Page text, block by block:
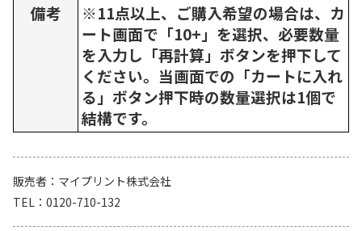
備考
※11点以上、ご購入希望の場合は、カ
ート画面で「10+」を選択、必要数量
を入力し「再計算」ボタンを押下して
ください。当画面での「カートに入れ
る」ボタン押下時の数量選択は1個で
結構です。
販売者
マイプリント株式会社
TEL
0120-710-132